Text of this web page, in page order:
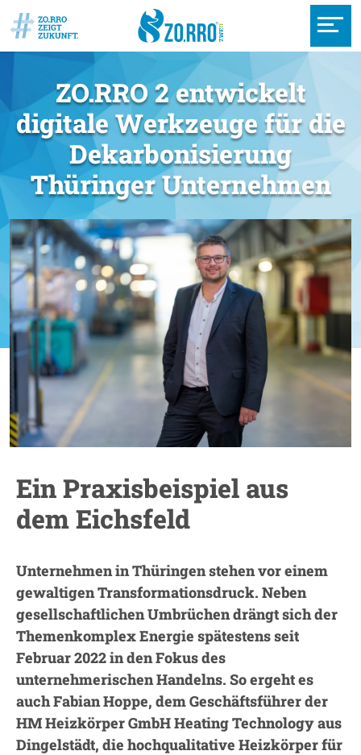
ZO.RRO 2 entwickelt
digitale Werkzeuge für die
Dekarbonisierung
Thüringer Unternehmen
Ein Praxisbeispiel aus
dem Eichsfeld
Unternehmen in Thüringen stehen vor einem
gewaltigen Transformationsdruck. Neben
gesellschaftlichen Umbrüchen drängt sich der
Themenkomplex Energie spätestens seit
Februar 2022 in den Fokus des
unternehmerischen Handelns. So ergeht es
auch Fabian Hoppe, dem Geschäftsführer der
HM Heizkörper GmbH Heating Technology aus
Dingelstädt, die hochqualitative Heizkörper für